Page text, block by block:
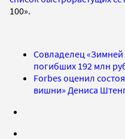
100».
Совладелец
погибших 192 млн
Forbes оценил
вишни» Дениса